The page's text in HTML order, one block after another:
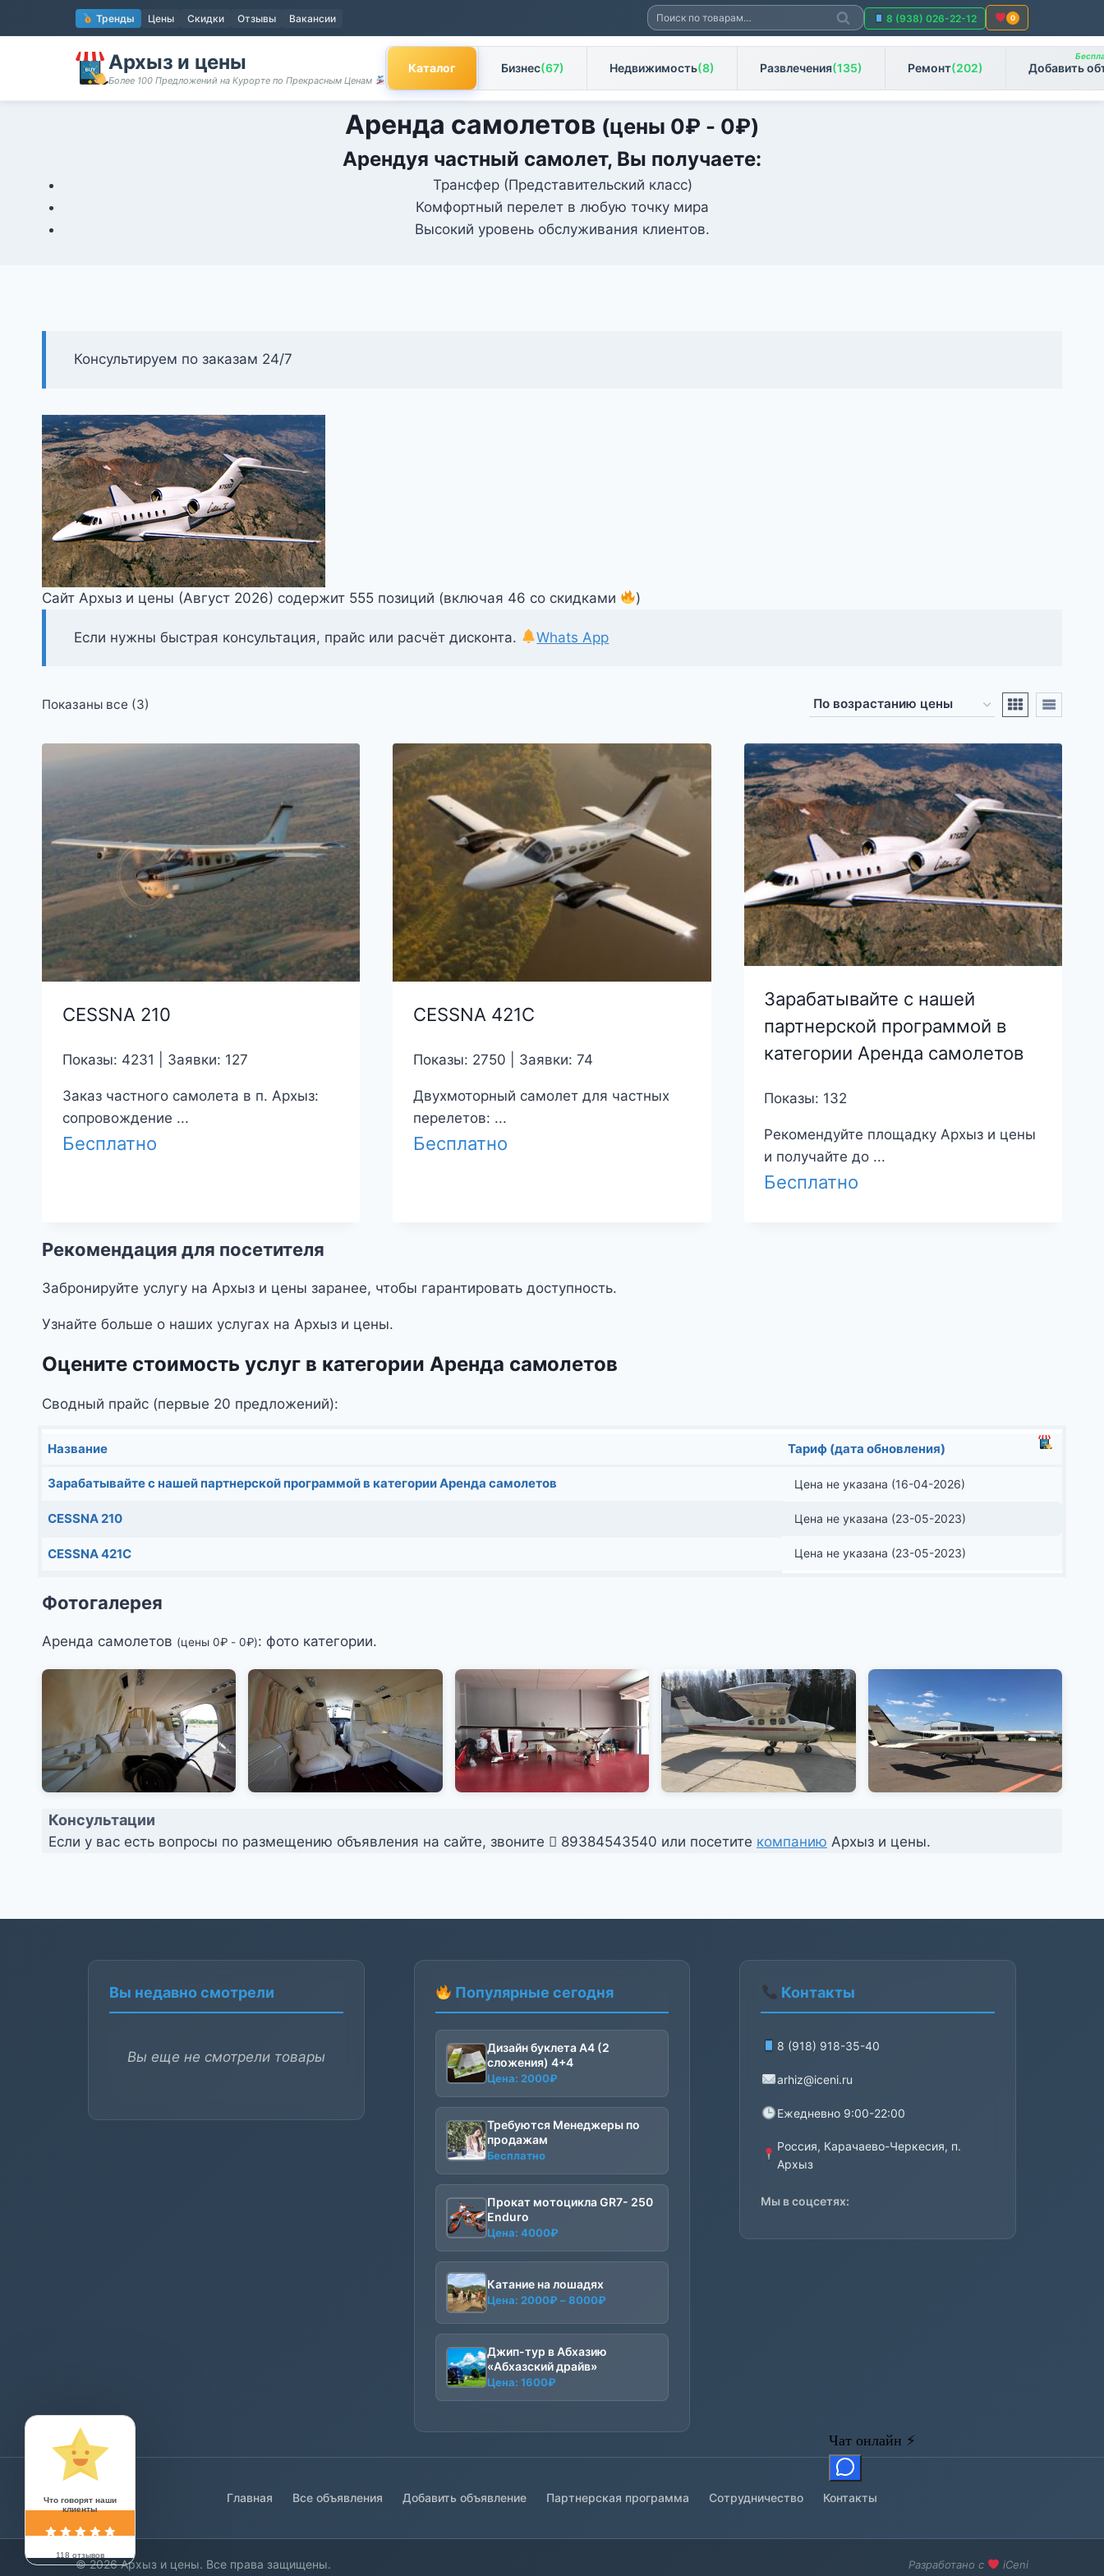
к
содержимому
Тренды Цены Скидки Отзывы Вакансии Искать:
Поиск
8 (938) 026-22-12 0
Архыз и цены
Более 100 Предложений на Курорте по Прекрасным Ценам
Каталог Бизнес(67) Недвижимость(8) Развлечения(135) Ремонт(202) Добавить
Аренда самолетов (цены 0₽ - 0₽)
Арендуя частный самолет, Вы получаете:
Трансфер (Представительский класс)
Комфортный перелет в любую точку мира
Высокий уровень обслуживания клиентов.
Консультируем по заказам 24/7
Сайт Архыз и цены (Август 2026) содержит 555 позиций (включая 46 со скидками )
Если нужны быстрая консультация, прайс или расчёт дисконта. Whats App
Показаны все (3)
СESSNA 210
Показы: 4231 | Заявки: 127
Заказ частного самолета в п. Архыз:
сопровождение ...
Бесплатно
CESSNA 421C
Показы: 2750 | Заявки: 74
Двухмоторный самолет для частных
перелетов: ...
Бесплатно
Зарабатывайте с нашей
партнерской программой в
категории Аренда самолетов
Показы: 132
Рекомендуйте площадку Архыз и цены
и получайте до ...
Бесплатно
Рекомендация для посетителя
Забронируйте услугу на Архыз и цены заранее, чтобы гарантировать доступность.
Узнайте больше о наших услугах на Архыз и цены.
Оцените стоимость услуг в категории Аренда самолетов
Сводный прайс (первые 20 предложений):
Название Тариф (дата обновления)
Зарабатывайте с нашей партнерской программой в категории Аренда самолетов Цена не указана (16-04-2026)
СESSNA 210 Цена не указана (23-05-2023)
CESSNA 421C Цена не указана (23-05-2023)
Фотогалерея
Аренда самолетов (цены 0₽ - 0₽): фото категории.
Консультации
Если у вас есть вопросы по размещению объявления на сайте, звоните 89384543540 или посетите компанию Архыз и цены.
Вы недавно смотрели
Вы еще не смотрели товары
Популярные сегодня
Дизайн буклета А4 (2
сложения) 4+4
Цена: 2000₽
Требуются Менеджеры по
продажам
Бесплатно
Прокат мотоцикла GR7- 250
Enduro
Цена: 4000₽
Катание на лошадях
Цена: 2000₽ – 8000₽Диапазон
2000₽
–
Джип-тур в Абхазию
«Абхазский драйв»
Цена: 1600₽
Контакты
8 (918) 918-35-40
arhiz@iceni.ru
Ежедневно 9:00-22:00
Россия, Карачаево-Черкесия, п.
Архыз
Мы в соцсетях:
Главная Все объявления Добавить объявление Партнерская программа Сотрудничество Контакты
© 2026 Архыз и цены. Все права защищены. Разработано с iCeni
Что говорят наши
клиенты
118 отзывов